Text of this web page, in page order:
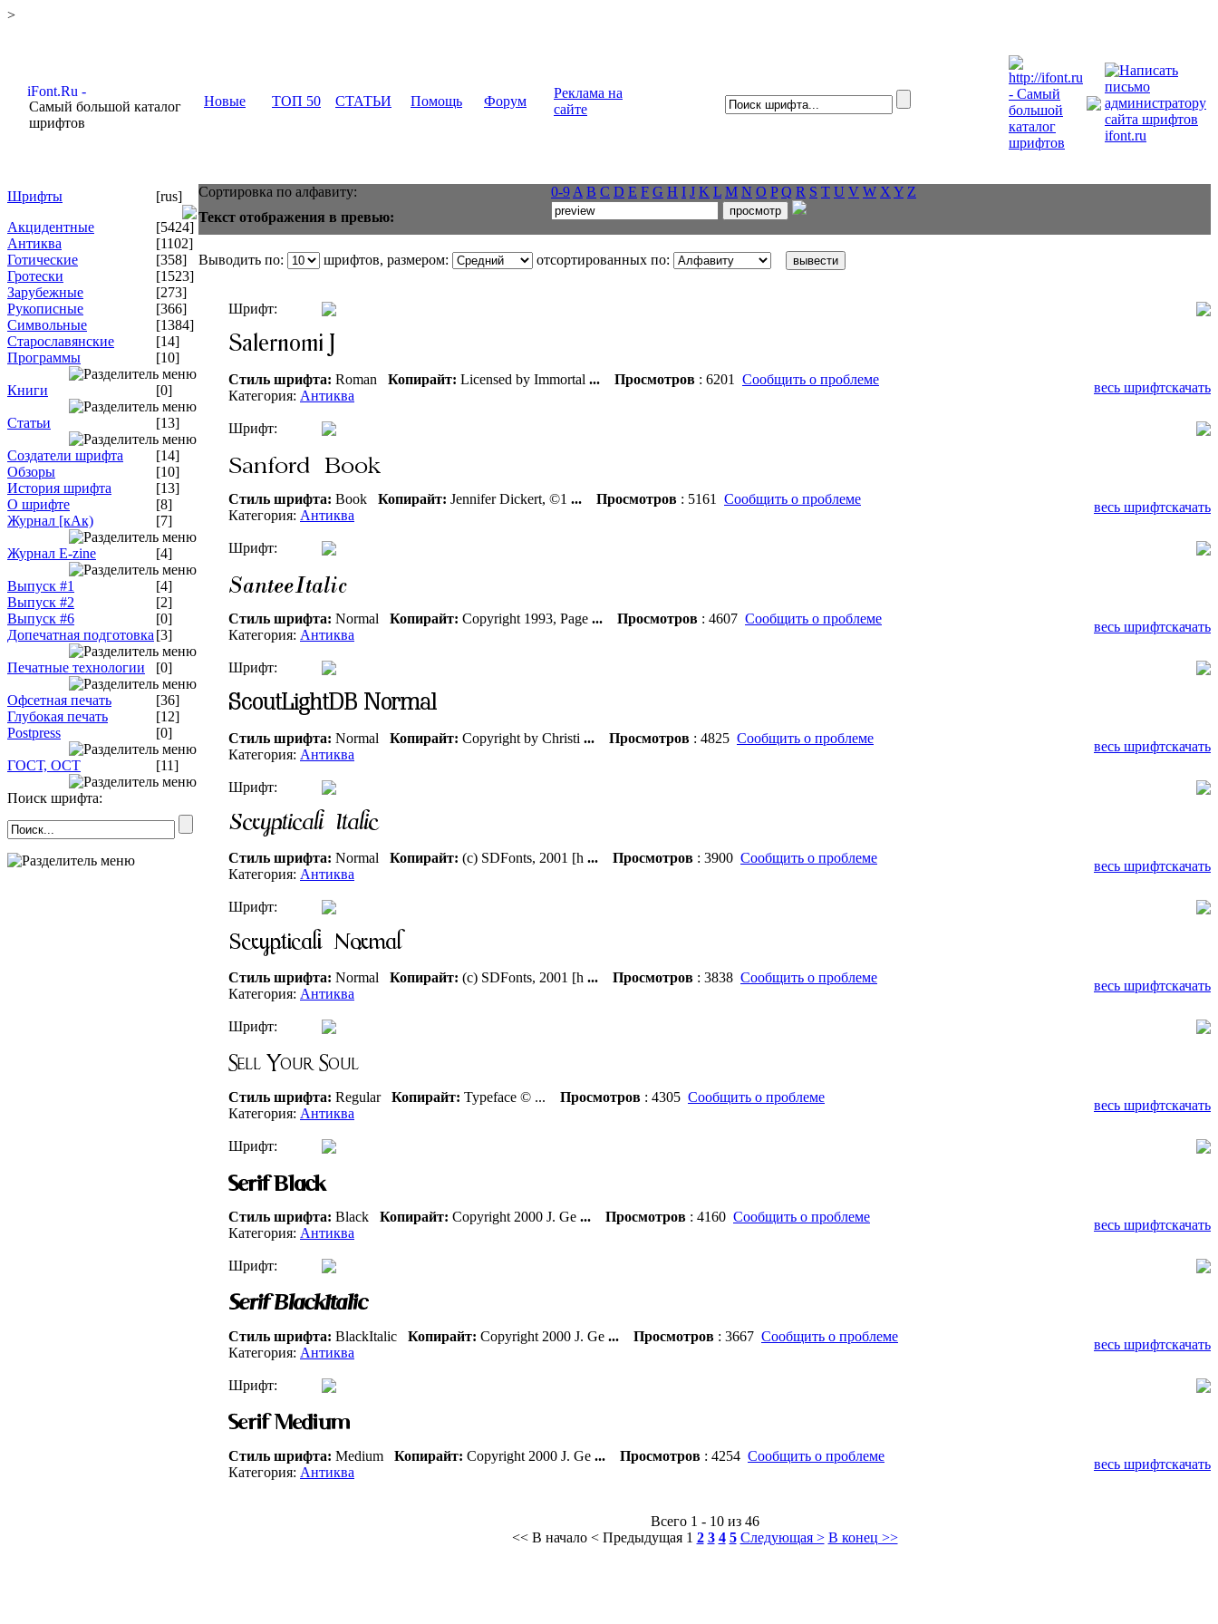
>
Самый большой каталог
шрифтов
Новые ТОП 50 СТАТЬИ Помощь Форум
Реклама на
сайте
Шрифты
[rus]
Акцидентные
[5424]
Антиква
[1102]
Готические
[358]
Гротески
[1523]
Зарубежные
[273]
Рукописные
[366]
Символьные
[1384]
Старославянские
[14]
Программы
[10]
Книги [0]
Статьи [13]
Создатели шрифта
[14]
Обзоры
[10]
История шрифта
[13]
О шрифте
[8]
Журнал [кАк)
[7]
Журнал E-zine [4]
Выпуск #1
[4]
Выпуск #2
[2]
Выпуск #6
[0]
Допечатная подготовка [3]
Печатные технологии [0]
Офсетная печать
[36]
Глубокая печать
[12]
Postpress
[0]
ГОСТ, ОСТ [11]
Поиск шрифта:
Сортировка по алфавиту: 0-9 A B C D E F G H I J K L M N O P Q R S T U V W X Y Z
Текст отображения в превью:
Выводить по: шрифтов, размером: отсортированных по:
Шрифт:
Стиль шрифта: Roman Копирайт: Licensed by Immortal ... Просмотров : 6201
Сообщить о проблеме
Категория: Антиква
весь шрифтскачать
Шрифт:
Стиль шрифта: Book Копирайт: Jennifer Dickert, ©1 ... Просмотров : 5161
Сообщить о проблеме
Категория: Антиква
весь шрифтскачать
Шрифт:
Стиль шрифта: Normal Копирайт: Copyright 1993, Page ... Просмотров : 4607 Сообщить о проблеме
Категория: Антиква
весь шрифтскачать
Шрифт:
Стиль шрифта: Normal Копирайт: Copyright by Christi ... Просмотров : 4825 Сообщить о проблеме
Категория: Антиква
весь шрифтскачать
Шрифт:
Стиль шрифта: Normal Копирайт: (c) SDFonts, 2001 [h ... Просмотров : 3900 Сообщить о проблеме
Категория: Антиква
весь шрифтскачать
Шрифт:
Стиль шрифта: Normal Копирайт: (c) SDFonts, 2001 [h ... Просмотров : 3838 Сообщить о проблеме
Категория: Антиква
весь шрифтскачать
Шрифт:
Стиль шрифта: Regular Копирайт: Typeface © ... Просмотров : 4305 Сообщить о проблеме
Категория: Антиква
весь шрифтскачать
Шрифт:
Стиль шрифта: Black Копирайт: Copyright 2000 J. Ge ... Просмотров : 4160 Сообщить о проблеме
Категория: Антиква
весь шрифтскачать
Шрифт:
Стиль шрифта: BlackItalic Копирайт: Copyright 2000 J. Ge ... Просмотров : 3667 Сообщить о проблеме
Категория: Антиква
весь шрифтскачать
Шрифт:
Стиль шрифта: Medium Копирайт: Copyright 2000 J. Ge ... Просмотров : 4254 Сообщить о проблеме
Категория: Антиква
весь шрифтскачать
Всего 1 - 10 из 46
<< В начало < Предыдущая 1 2 3 4 5 Следующая > В конец >>